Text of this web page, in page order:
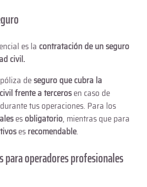
es la contratación de un seguro
civil.
deseguro que cubra la
frente a tercerosen caso de
tus operaciones. Para los
esobligatorio, mientras que para
esrecomendable.
para operadores profesionales